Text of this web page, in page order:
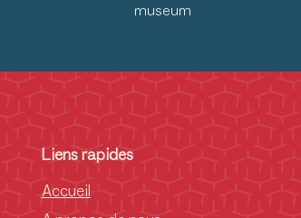
museum
Liens rapides
Accueil